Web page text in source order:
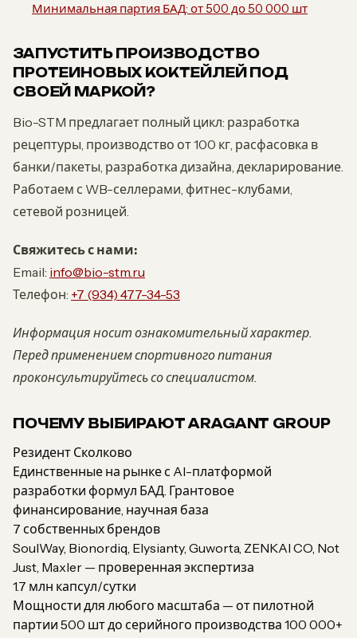
Минимальная партия БАД: от 500 до 50 000 шт
ЗАПУСТИТЬ ПРОИЗВОДСТВО
ПРОТЕИНОВЫХ КОКТЕЙЛЕЙ ПОД
СВОЕЙ МАРКОЙ?
Bio-STM предлагает полный цикл: разработка
рецептуры, производство от 100 кг, расфасовка в
банки/пакеты, разработка дизайна, декларирование.
Работаем с WB-селлерами, фитнес-клубами,
сетевой розницей.
Свяжитесь с нами:
Email: info@bio-stm.ru
Телефон: +7 (934) 477-34-53
Информация носит ознакомительный характер.
Перед применением спортивного питания
проконсультируйтесь со специалистом.
ПОЧЕМУ ВЫБИРАЮТ ARAGANT GROUP
Резидент Сколково
Единственные на рынке с AI-платформой
разработки формул БАД. Грантовое
финансирование, научная база
7 собственных брендов
SoulWay, Bionordiq, Elysianty, Guworta, ZENKAI CO, Not
Just, Maxler — проверенная экспертиза
1.7 млн капсул/сутки
Мощности для любого масштаба — от пилотной
партии 500 шт до серийного производства 100 000+